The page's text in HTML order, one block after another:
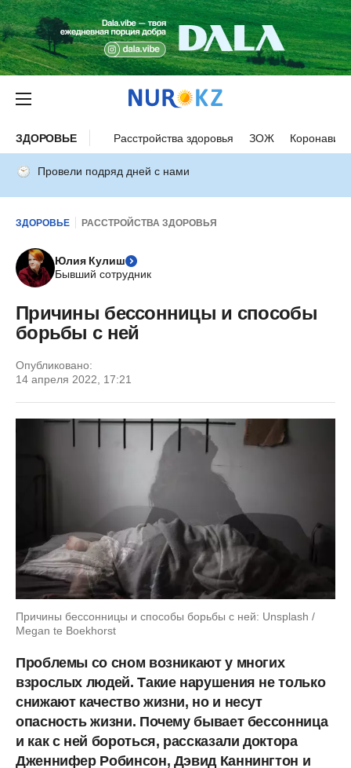
ЗДОРОВЬЕ Расстройства здоровья ЗОЖ
Провели подряд дней с нами
ЗДОРОВЬЕ РАССТРОЙСТВА ЗДОРОВЬЯ
Юлия Кулиш
Бывший сотрудник
Причины бессонницы и способы
борьбы с ней
Опубликовано:
14 апреля 2022, 17:21
Причины бессонницы и способы борьбы с ней: Unsplash /
Megan te Boekhorst
Проблемы со сном возникают у многих
взрослых людей. Такие нарушения не только
снижают качество жизни, но и несут
опасность жизни. Почему бывает бессонница
и как с ней бороться, рассказали доктора
Дженнифер Робинсон, Дэвид Каннингтон и